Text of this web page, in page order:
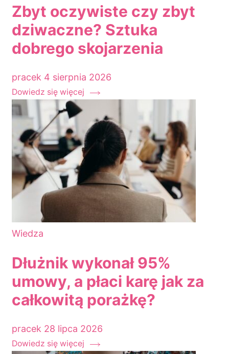
Zbyt oczywiste czy zbyt
dziwaczne? Sztuka
dobrego skojarzenia
pracek 4 sierpnia 2026
Dowiedz się więcej
Wiedza
Dłużnik wykonał 95%
umowy, a płaci karę jak za
całkowitą porażkę?
pracek 28 lipca 2026
Dowiedz się więcej